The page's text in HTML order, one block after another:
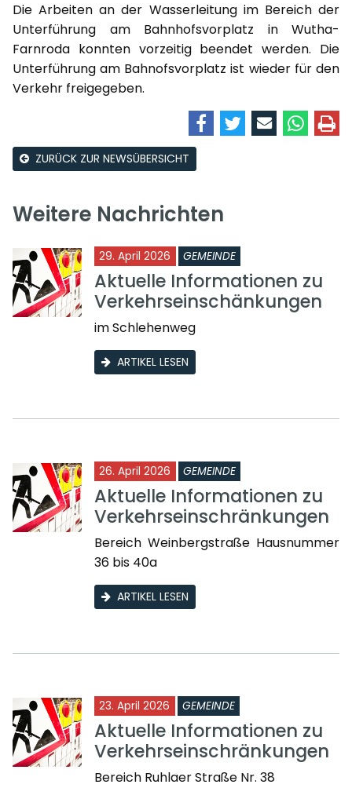
Die Arbeiten an der Wasserleitung im Bereich der
Unterführung am Bahnhofsvorplatz in Wutha-
Farnroda konnten vorzeitig beendet werden. Die
Unterführung am Bahnofsvorplatz ist wieder für den
Verkehr freigegeben.
ZURÜCK ZUR NEWSÜBERSICHT
Weitere Nachrichten
29. April 2026 GEMEINDE
Aktuelle Informationen zu
Verkehrseinschänkungen
im Schlehenweg
ARTIKEL LESEN
26. April 2026 GEMEINDE
Aktuelle Informationen zu
Verkehrseinschränkungen
Bereich Weinbergstraße Hausnummer
36 bis 40a
ARTIKEL LESEN
23. April 2026 GEMEINDE
Aktuelle Informationen zu
Verkehrseinschränkungen
Bereich Ruhlaer Straße Nr. 38